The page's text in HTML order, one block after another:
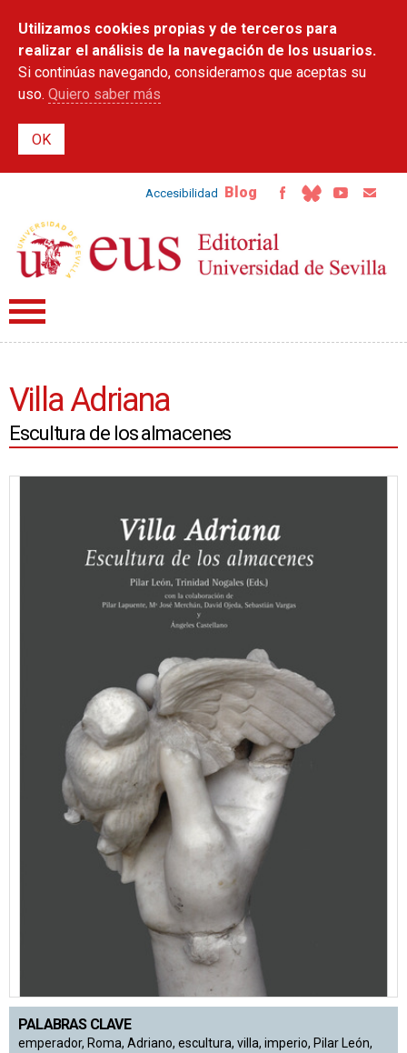
contenido
principal
Utilizamos cookies propias y de terceros para
realizar el análisis de la navegación de los usuarios.
Si continúas navegando, consideramos que aceptas su
uso. Quiero saber más
Accesibilidad Blog
Villa Adriana
Escultura de los almacenes
PALABRAS CLAVE
emperador, Roma, Adriano, escultura, villa, imperio, Pilar León,